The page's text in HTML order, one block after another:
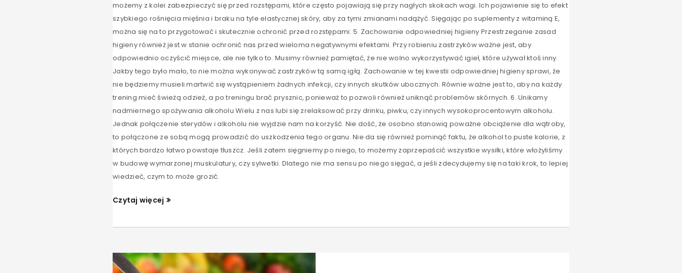
LOGOWANIE
możemy z kolei zabezpieczyć się przed rozstępami, które często pojawiają się przy nagłych skokach wagi. Ich pojawienie się to efekt
szybkiego rośnięcia mięśnia i braku na tyle elastycznej skóry, aby za tymi zmianami nadążyć. Sięgając po suplementy z witaminą E,
można się na to przygotować i skutecznie ochronić przed rozstępami. 5. Zachowanie odpowiedniej higieny Przestrzeganie zasad
higieny również jest w stanie ochronić nas przed wieloma negatywnymi efektami. Przy robieniu zastrzyków ważne jest, aby
odpowiednio oczyścić miejsce, ale nie tylko to. Musimy również pamiętać, że nie wolno wykorzystywać igieł, które używał ktoś inny.
Jakby tego było mało, to nie można wykonywać zastrzyków tą samą igłą. Zachowanie w tej kwestii odpowiedniej higieny sprawi, że
nie będziemy musieli martwić się wystąpieniem żadnych infekcji, czy innych skutków ubocznych. Równie ważne jest to, aby na każdy
trening mieć świeżą odzież, a po treningu brać prysznic, ponieważ to pozwoli również uniknąć problemów skórnych. 6. Unikamy
nadmiernego spożywania alkoholu Wielu z nas lubi się zrelaksować przy drinku, piwku, czy innych wysokoprocentowym alkoholu.
Jednak połączenie sterydów i alkoholu nie wyjdzie nam na korzyść. Nie dość, że osobno stanowią poważne obciążenie dla wątroby,
to połączone ze sobą mogą prowadzić do uszkodzenia tego organu. Nie da się również pominąć faktu, że alkohol to puste kalorie, z
których bardzo łatwo powstaje tłuszcz. Jeśli zatem sięgniemy po niego, to możemy zaprzepaścić wszystkie wysiłki, które włożyliśmy
w budowę wymarzonej muskulatury, czy sylwetki. Dlatego nie ma sensu po niego sięgać, a jeśli zdecydujemy się na taki krok, to lepiej
wiedzieć, czym to może grozić.
Czytaj więcej